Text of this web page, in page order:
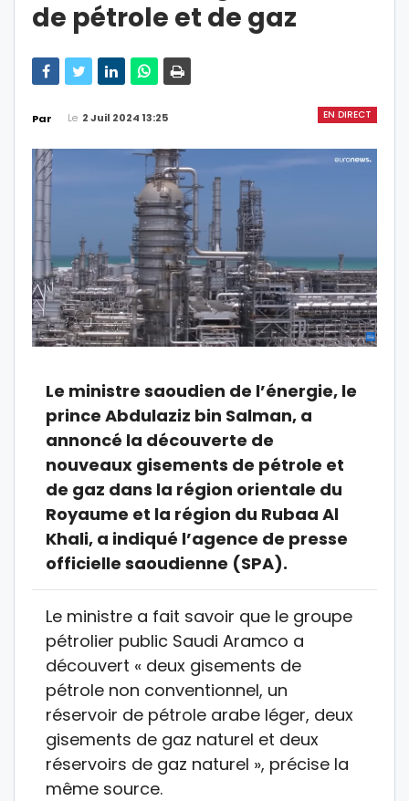
de pétrole et de gaz
EN DIRECT
Par Le 2 Juil 2024 13:25
Le ministre saoudien de l’énergie, le
prince Abdulaziz bin Salman, a
annoncé la découverte de
nouveaux gisements de pétrole et
de gaz dans la région orientale du
Royaume et la région du Rubaa Al
Khali, a indiqué l’agence de presse
officielle saoudienne (SPA).
Le ministre a fait savoir que le groupe
pétrolier public Saudi Aramco a
découvert « deux gisements de
pétrole non conventionnel, un
réservoir de pétrole arabe léger, deux
gisements de gaz naturel et deux
réservoirs de gaz naturel », précise la
même source.